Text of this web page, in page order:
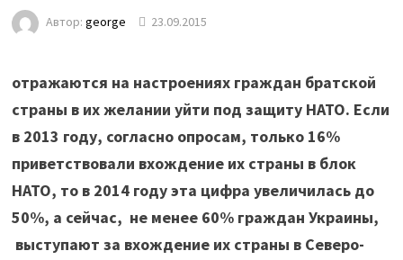
Автор: george 23.09.2015
отражаются на настроениях граждан братской
страны в их желании уйти под защиту НАТО. Если
в 2013 году, согласно опросам, только 16%
приветствовали вхождение их страны в блок
НАТО, то в 2014 году эта цифра увеличилась до
50%, а сейчас, не менее 60% граждан Украины,
выступают за вхождение их страны в Северо-